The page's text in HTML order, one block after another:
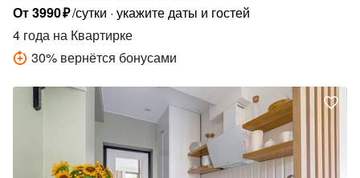
От3990₽/сутки укажите даты и гостей
4 года на Квартирке
30% вернётся бонусами